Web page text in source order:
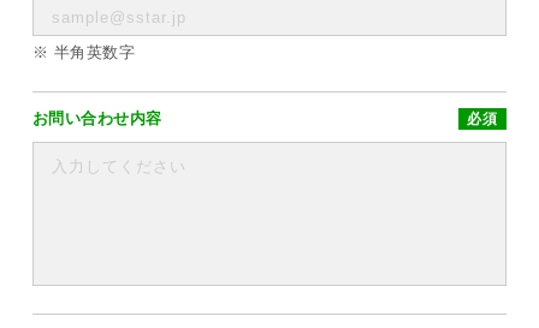
※ 半角英数字
お問い合わせ内容 必須